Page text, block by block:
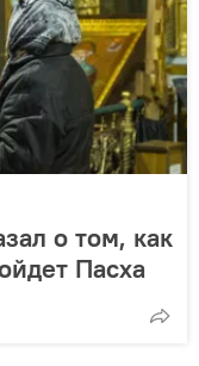
о том, как
Пасха